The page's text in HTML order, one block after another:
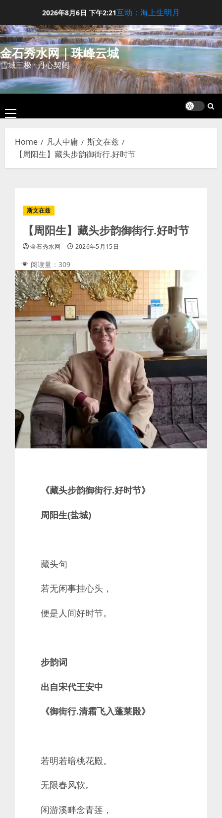
content
2026年8月6日 下午2:21互动：海上生明月
金石秀水网｜珠峰云城
雪域三极 · 丹心契阔
Primary
Menu
Home 凡人中庸
斯文在兹
【周阳生】藏头步韵御街行.好时节
斯文在兹
【周阳生】藏头步韵御街行.好时节
金石秀水网 2026年5月15日
阅读量：309
《藏头步韵御街行.好时节》
周阳生(盐城)
藏头句
若无闲事挂心头，
便是人间好时节。
步韵词
出自宋代王安中
《御街行.清霜飞入蓬莱殿》
若明若暗桃花殿。
无限春风软。
闲游溪畔念青莲，